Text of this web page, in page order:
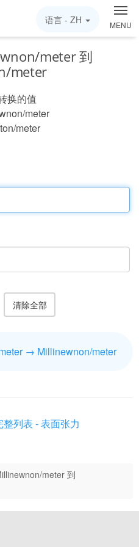
MENU
语言 - ZH
meter 到
meter
换的值
meter
meter
→ Millinewnon/meter
列表 - 表面张力
meter 到